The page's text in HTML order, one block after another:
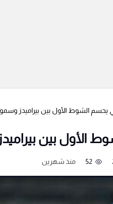
يحسم الشوط الأول بين بيراميدز
الأول بين
52 منذ شهرين